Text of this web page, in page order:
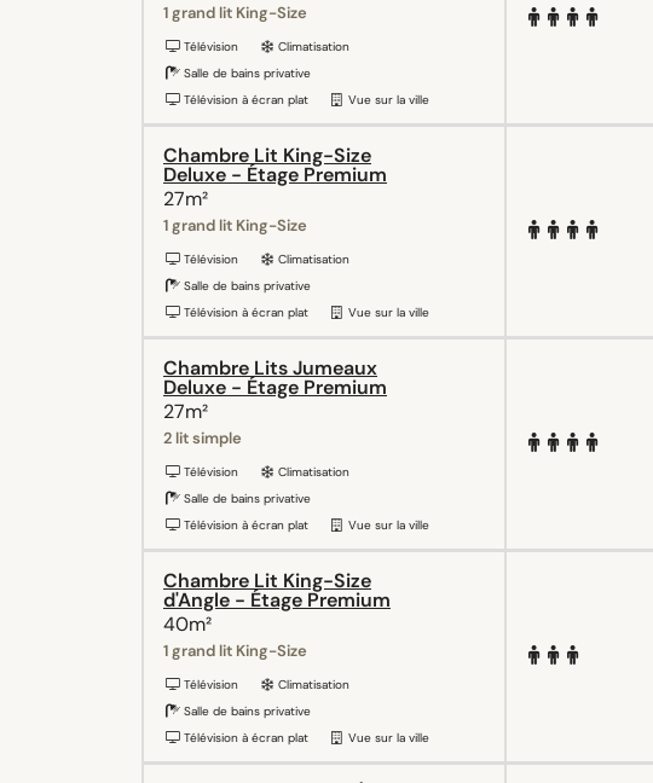
1 grand lit King-Size
Télévision
Climatisation
Salle de bains privative
Télévision à écran plat
Vue sur la ville
Chambre Lit King-Size
Deluxe - Étage Premium
27m²
1 grand lit King-Size
Télévision
Climatisation
Salle de bains privative
Télévision à écran plat
Vue sur la ville
Chambre Lits Jumeaux
Deluxe - Étage Premium
27m²
2 lit simple
Télévision
Climatisation
Salle de bains privative
Télévision à écran plat
Vue sur la ville
Chambre Lit King-Size
d'Angle - Étage Premium
40m²
1 grand lit King-Size
Télévision
Climatisation
Salle de bains privative
Télévision à écran plat
Vue sur la ville